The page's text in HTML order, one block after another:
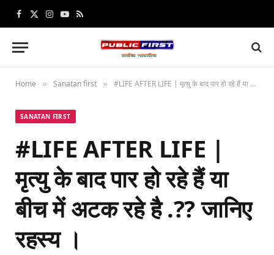
Facebook
X
Instagram
YouTube
RSS
Home » Sanatan first » #LIFE AFTER LIFE | मृत्यु के बाद पार हो रहे हैं या बीच में अटक रहे है .?? जानिए रहस्य ।
SANATAN FIRST
#LIFE AFTER LIFE |
मृत्यु के बाद पार हो रहे हैं या
बीच में अटक रहे है .?? जानिए
रहस्य ।